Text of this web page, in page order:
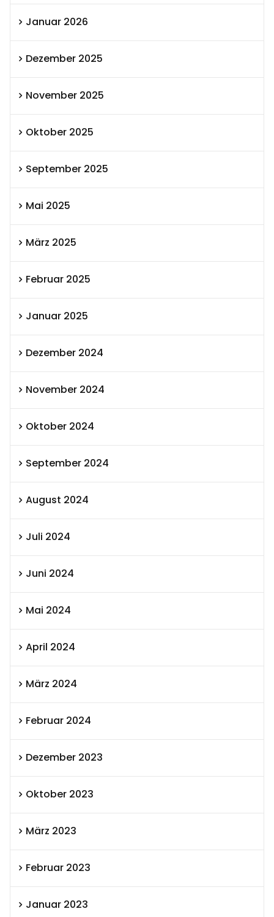
Januar 2026
Dezember 2025
November 2025
Oktober 2025
September 2025
Mai 2025
März 2025
Februar 2025
Januar 2025
Dezember 2024
November 2024
Oktober 2024
September 2024
August 2024
Juli 2024
Juni 2024
Mai 2024
April 2024
März 2024
Februar 2024
Dezember 2023
Oktober 2023
März 2023
Februar 2023
Januar 2023